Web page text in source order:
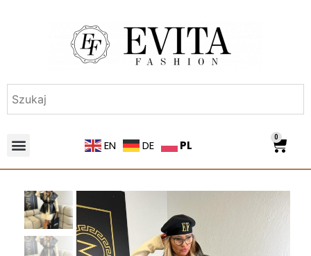
EN DE PL
0